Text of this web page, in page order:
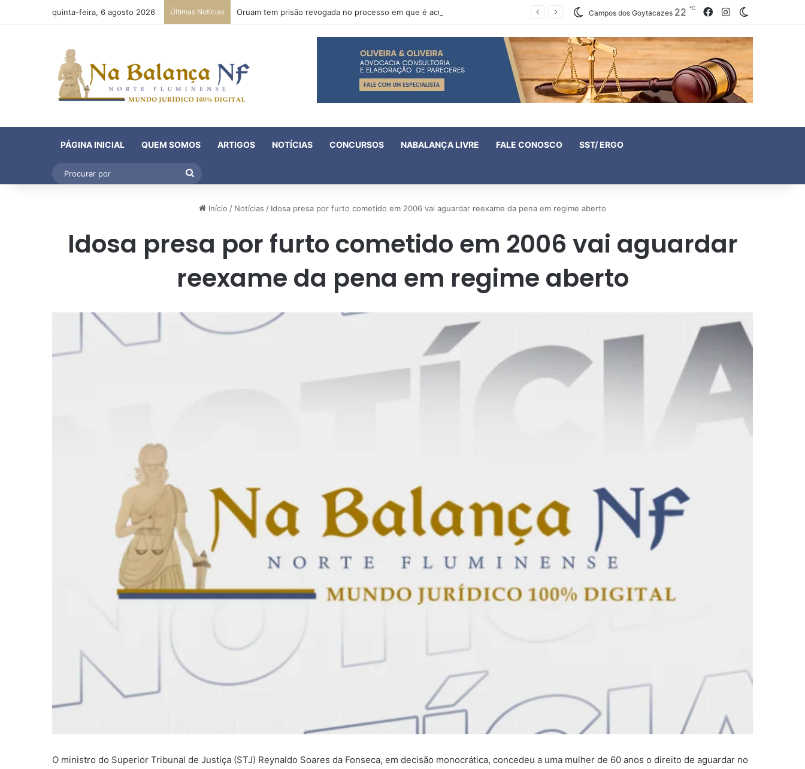
quinta-feira, 6 agosto 2026 Últimas Notícias Campos dos Goytacazes 22 ℃ FacebookInstagram
PÁGINA INICIAL QUEM SOMOS ARTIGOS NOTÍCIAS CONCURSOS NABALANÇA LIVRE FALE CONOSCO SST/ ERGO
Início / Notícias / Idosa presa por furto cometido em 2006 vai aguardar reexame da pena em regime aberto
Idosa presa por furto cometido em 2006 vai aguardar
reexame da pena em regime aberto
O ministro do Superior Tribunal de Justiça (STJ) Reynaldo Soares da Fonseca, em decisão monocrática, concedeu a uma mulher de 60 anos o direito de aguardar no